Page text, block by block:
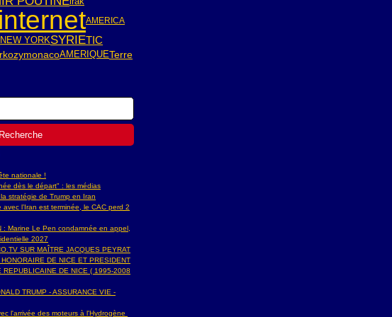
internetAMERICA
NEW YORKSYRIETIC
monacoAMERIQUETerre
nationale !
dès le départ" : les médias
stratégie de Trump en Iran
l’Iran est terminée, le CAC perd 2
: Marine Le Pen condamnée en appel,
2027
SUR MAÎTRE JACQUES PEYRAT
DE NICE ET PRESIDENT
REPUBLICAINE DE NICE ( 1995-2008
TRUMP - ASSURANCE VIE -
l'arrivée des moteurs à l'Hydrogène